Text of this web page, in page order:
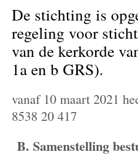
De stichting is
regeling voor
van de kerkorde
1a en b GRS).
vanaf 10 maart 2021
8538 20 417
B. Samenstelling